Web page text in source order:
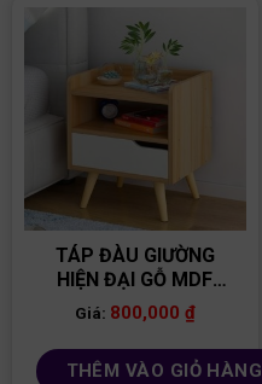
TÁP ĐÀU GIƯỜNG
HIỆN ĐẠI GỖ MDF
TĐG07
Giá: 800,000 ₫
THÊM VÀO GIỎ HÀNG